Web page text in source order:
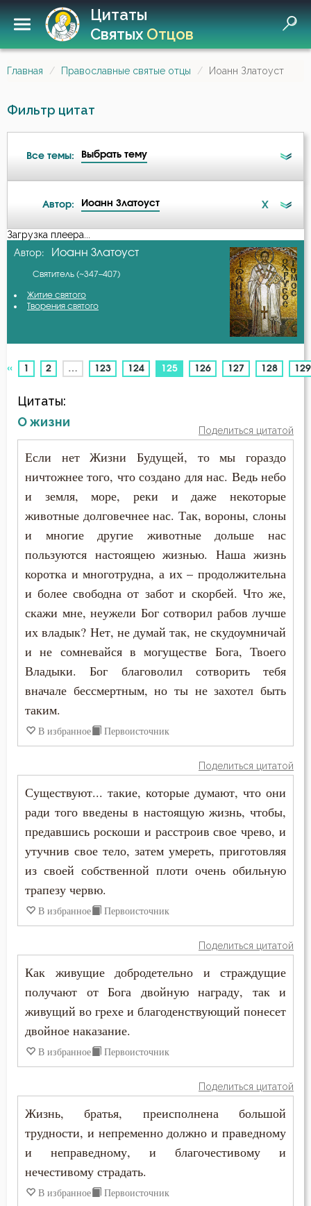
Цитаты
СвятыхОтцов
Главная Православные святые отцы Иоанн Златоуст
Фильтр цитат
Все темы: Выбрать тему
Ад
Ангел
Ангел Хранитель
Беда
Безмолвие
Беседа
Беснование
Беспечность
Бесы
Благоговение
Благодать
Благочестие
Блуд
Бог
Богатство
Богородица
Богослужение
Будущее
Вера
Ветхий Завет
Автор: Иоанн Златоуст X
А-я
Авва Дорофей
Авва Исайя (Скитский)
Авва Феона
Авва Филимон
Аврелий Августин
Амвросий Оптинский (Гренков)
Амфилохий Иконийский
Анастасий Синаит
Анатолий Оптинский (Зерцалов)
Антоний Великий
Антоний Оптинский (Путилов)
Арсений Великий
Афанасий (Сахаров)
Афанасий Великий
Варнава
Варсонофий Оптинский (Плиханков)
Василий Великий
Григорий Богослов
Григорий Великий (Двоеслов)
Григорий Палама
Григорий Синаит
Григорий Чудотворец
Дионисий Ареопагит
Епифаний Кипрский
Ерм
Загрузка плеера...
Автор: Иоанн Златоуст
Святитель (~347–407)
Житие святого
Творения святого
« 1 2 … 123 124 125(current)
126 127 128 129
Цитаты:
О жизни
Поделиться цитатой
Если нет Жизни Будущей, то мы гораздо
ничтожнее того, что создано для нас. Ведь небо
и земля, море, реки и даже некоторые
животные долговечнее нас. Так, вороны, слоны
и многие другие животные дольше нас
пользуются настоящею жизнью. Наша жизнь
коротка и многотрудна, а их – продолжительна
и более свободна от забот и скорбей. Что же,
скажи мне, неужели Бог сотворил рабов лучше
их владык? Нет, не думай так, не скудоумничай
и не сомневайся в могуществе Бога, Твоего
Владыки. Бог благоволил сотворить тебя
вначале бессмертным, но ты не захотел быть
таким.
В избранное Первоисточник
Поделиться цитатой
Существуют... такие, которые думают, что они
ради того введены в настоящую жизнь, чтобы,
предавшись роскоши и расстроив свое чрево, и
утучнив свое тело, затем умереть, приготовляя
из своей собственной плоти очень обильную
трапезу червю.
В избранное Первоисточник
Поделиться цитатой
Как живущие добродетельно и страждущие
получают от Бога двойную награду, так и
живущий во грехе и благоденствующий понесет
двойное наказание.
В избранное Первоисточник
Поделиться цитатой
Жизнь, братья, преисполнена большой
трудности, и непременно должно и праведному
и неправедному, и благочестивому и
нечестивому страдать.
В избранное Первоисточник